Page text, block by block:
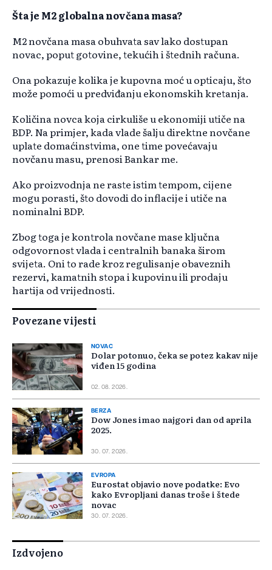
Šta je M2 globalna novčana masa?
M2 novčana masa obuhvata sav lako dostupan
novac, poput gotovine, tekućih i štednih računa.
Ona pokazuje kolika je kupovna moć u opticaju, što
može pomoći u predviđanju ekonomskih kretanja.
Količina novca koja cirkuliše u ekonomiji utiče na
BDP. Na primjer, kada vlade šalju direktne novčane
uplate domaćinstvima, one time povećavaju
novčanu masu, prenosi Bankar me.
Ako proizvodnja ne raste istim tempom, cijene
mogu porasti, što dovodi do inflacije i utiče na
nominalni BDP.
Zbog toga je kontrola novčane mase ključna
odgovornost vlada i centralnih banaka širom
svijeta. Oni to rade kroz regulisanje obaveznih
rezervi, kamatnih stopa i kupovinu ili prodaju
hartija od vrijednosti.
Povezane vijesti
NOVAC
Dolar potonuo, čeka se potez kakav nije
viđen 15 godina
02. 08. 2026.
BERZA
Dow Jones imao najgori dan od aprila
2025.
30. 07. 2026.
EVROPA
Eurostat objavio nove podatke: Evo
kako Evropljani danas troše i štede
novac
30. 07. 2026.
Izdvojeno